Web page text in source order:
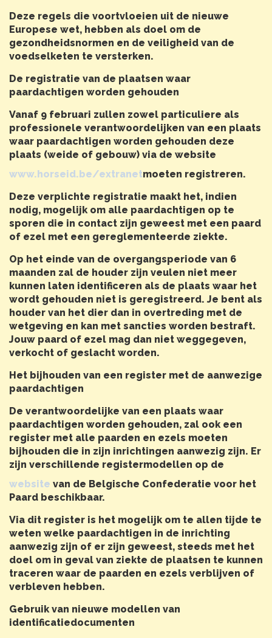
Deze regels die voortvloeien uit de nieuwe
Europese wet, hebben als doel om de
gezondheidsnormen en de veiligheid van de
voedselketen te versterken.
De registratie van de plaatsen waar
paardachtigen worden gehouden
Vanaf 9 februari zullen zowel particuliere als
professionele verantwoordelijken van een plaats
waar paardachtigen worden gehouden deze
plaats (weide of gebouw) via de website
www.horseid.be/extranetmoeten registreren.
Deze verplichte registratie maakt het, indien
nodig, mogelijk om alle paardachtigen op te
sporen die in contact zijn geweest met een paard
of ezel met een gereglementeerde ziekte.
Op het einde van de overgangsperiode van 6
maanden zal de houder zijn veulen niet meer
kunnen laten identificeren als de plaats waar het
wordt gehouden niet is geregistreerd. Je bent als
houder van het dier dan in overtreding met de
wetgeving en kan met sancties worden bestraft.
Jouw paard of ezel mag dan niet weggegeven,
verkocht of geslacht worden.
Het bijhouden van een register met de aanwezige
paardachtigen
De verantwoordelijke van een plaats waar
paardachtigen worden gehouden, zal ook een
register met alle paarden en ezels moeten
bijhouden die in zijn inrichtingen aanwezig zijn. Er
zijn verschillende registermodellen op de
website van de Belgische Confederatie voor het
Paard beschikbaar.
Via dit register is het mogelijk om te allen tijde te
weten welke paardachtigen in de inrichting
aanwezig zijn of er zijn geweest, steeds met het
doel om in geval van ziekte de plaatsen te kunnen
traceren waar de paarden en ezels verblijven of
verbleven hebben.
Gebruik van nieuwe modellen van
identificatiedocumenten